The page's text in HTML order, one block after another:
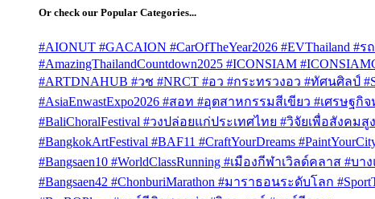
Or check our Popular Categories...
#AIONUT #GACAION #CarOfTheYear2026 #EVThailand #
#AmazingThailandCountdown2025 #ICONSIAM
#ARTDNAHUB #วช #NRCT #อว #กระทรวงอว #ทัศนศิลป์
#AsiaEnwastExpo2026 #สอท #อุตสาหกรรมสีเขียว #เศรษฐกิ
#BaliChoralFestival #วงปล่อยแก่ประเทศไทย #วิจัยเพื่อสังคมสู
#BangkokArtFestival #BAF11 #CraftYourDreams
#Bangsaen10 #WorldClassRunning #เมืองกีฬาเวิลด์คลาส #บ
#Bangsaen42 #ChonburiMarathon #มาราธอนระดับโลก